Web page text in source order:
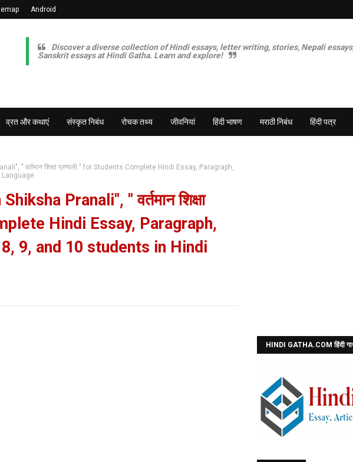
Android
Discover a diverse collection of Hindi essays, letter writing, stories, Nepali
Sanskrit essays at Hindi Gatha. Learn and explore!
व्रत और कथाएं संस्कृत निबंध रोचक तथ्य जीवनियां हिंदी भाषण मराठी निबंध हिंदी पत्र
" वर्तमान शिक्षा प्रणाली " for Students Complete Hindi Essay, Paragraph,
Pranali", " वर्तमान शिक्षा
Hindi Essay, Paragraph,
9, and 10 students in Hindi
HINDI GATHA.COM हिंदी